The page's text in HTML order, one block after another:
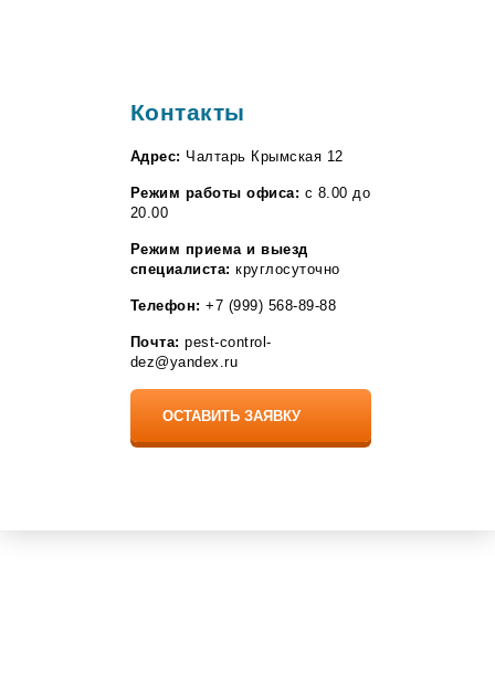
Контакты
Адрес: Чалтарь Крымская 12
Режим работы офиса: с 8.00 до
20.00
Режим приема и выезд
специалиста: круглосуточно
Телефон: +7 (999) 568-89-88
Почта: pest-control-
dez@yandex.ru